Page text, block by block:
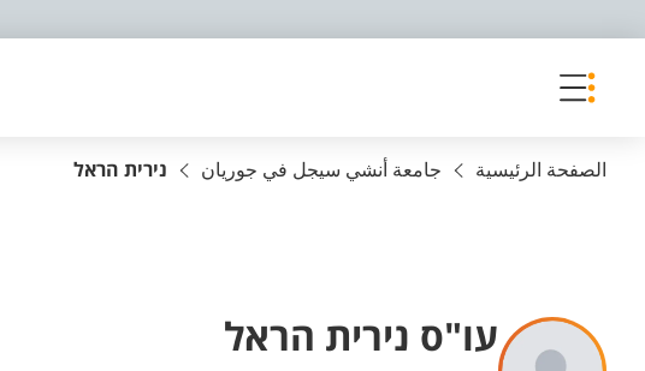
الصفحة الرئيسية جامعة أنشي سيجل في جوريان נירית הראל
עו"ס נירית הראל